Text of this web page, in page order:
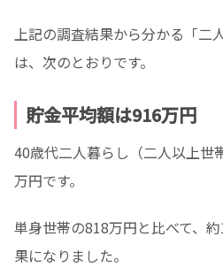
上記の調査結果から分かる「二
は、次のとおりです。
貯金平均額は916万円
40歳代二人暮らし（二人以上世
万円です。
単身世帯の818万円と比べて、
果になりました。